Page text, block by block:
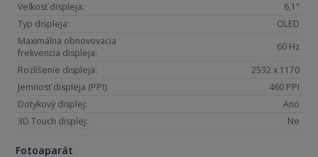
Veľkosť displeja:
6,1"
Typ displeja:
OLED
Maximálna obnovovacia
frekvencia displeja:
60 Hz
Rozlíšenie displeja:
2532 x 1170
Jemnosť displeja (PPI):
460 PPI
Dotykový displej:
Ano
3D Touch displej:
Ne
Fotoaparát